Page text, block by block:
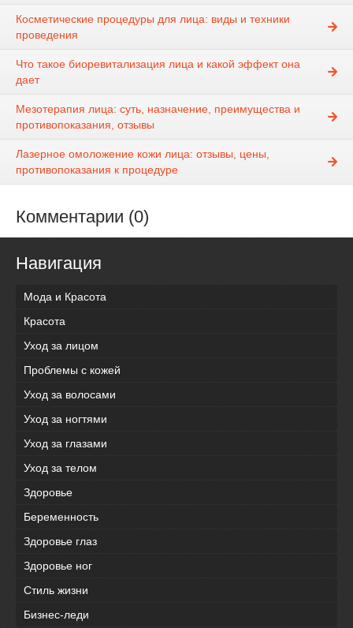
Косметические процедуры для лица: виды и техники
проведения
Что такое биоревитализация лица и какой эффект она
дает
Мезотерапия лица: суть, назначение, преимущества и
противопоказания, отзывы
Лазерное омоложение кожи лица: отзывы, цены,
противопоказания к процедуре
Комментарии (0)
Навигация
Мода и Красота
Красота
Уход за лицом
Проблемы с кожей
Уход за волосами
Уход за ногтями
Уход за глазами
Уход за телом
Здоровье
Беременность
Здоровье глаз
Здоровье ног
Стиль жизни
Бизнес-леди